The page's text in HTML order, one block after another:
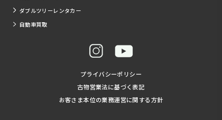
ダブルツリーレンタカー
自動車買取
プライバシーポリシー
古物営業法に基づく表記
お客さま本位の業務運営に関する方針